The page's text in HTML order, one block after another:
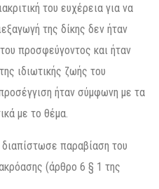
του ευχέρεια για να
της δίκης δεν ήταν
προσφεύγοντος και ήταν
ιδιωτικής ζωής του
ήταν σύμφωνη με τα
με το θέμα.
παραβίαση του
(άρθρο 6 § 1 της